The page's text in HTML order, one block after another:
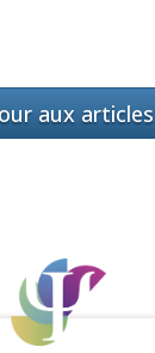
aux articles